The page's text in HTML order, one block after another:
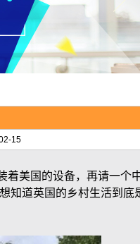
15
美国的设备，再请一个
知道英国的乡村生活到底